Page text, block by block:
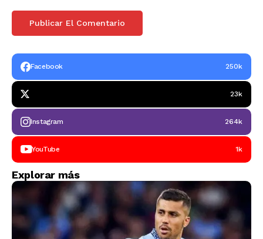
Facebook 250k
23k
Instagram 264k
YouTube 1k
Explorar más